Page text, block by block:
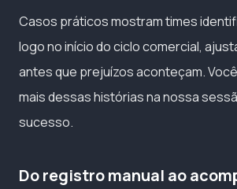
Casos práticos mostram times
logo no início do ciclo comercial,
antes que prejuízos aconteçam.
mais dessas histórias na nossa
sucesso.
Do registro manual ao